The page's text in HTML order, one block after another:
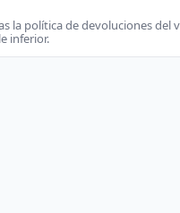
la política de devoluciones del
inferior.